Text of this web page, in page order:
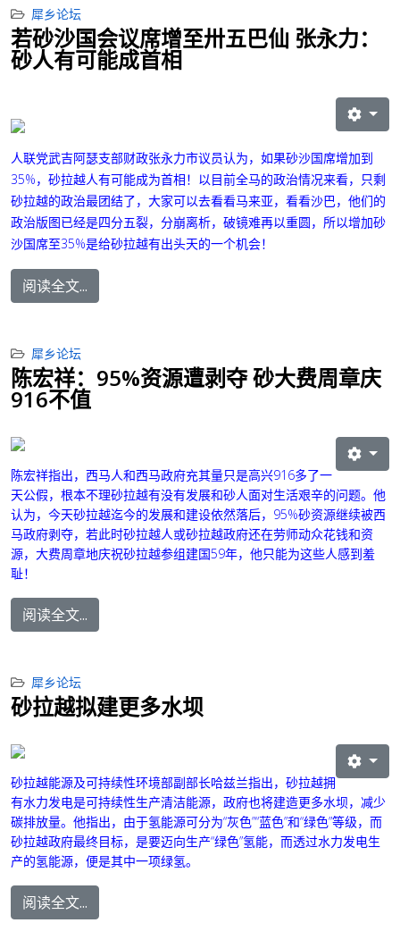
犀乡论坛
若砂沙国会议席增至卅五巴仙 张永力：
砂人有可能成首相
人联党武吉阿瑟支部财政张永力市议员认为，如果砂沙国席增加到
35%，砂拉越人有可能成为首相！ 以目前全马的政治情况来看，只剩
砂拉越的政治最团结了，大家可以去看看马来亚，看看沙巴，他们的
政治版图已经是四分五裂，分崩离析，破镜难再以重圆，所以增加砂
沙国席至35%是给砂拉越有出头天的一个机会！
阅读全文...
犀乡论坛
陈宏祥：95%资源遭剥夺 砂大费周章庆
916不值
陈宏祥指出，西马人和西马政府充其量只是高兴916多了一
天公假，根本不理砂拉越有没有发展和砂人面对生活艰辛的问题。他
认为，今天砂拉越迄今的发展和建设依然落后，95%砂资源继续被西
马政府剥夺，若此时砂拉越人或砂拉越政府还在劳师动众花钱和资
源，大费周章地庆祝砂拉越参组建国59年，他只能为这些人感到羞
耻！
阅读全文...
犀乡论坛
砂拉越拟建更多水坝
砂拉越能源及可持续性环境部副部长哈兹兰指出，砂拉越拥
有水力发电是可持续性生产清洁能源，政府也将建造更多水坝，减少
碳排放量。他指出，由于氢能源可分为“灰色”“蓝色”和“绿色”等级，而
砂拉越政府最终目标，是要迈向生产“绿色”氢能，而透过水力发电生
产的氢能源，便是其中一项绿氢。
阅读全文...